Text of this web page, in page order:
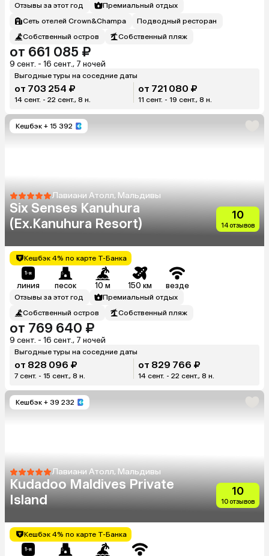
Отзывы за этот год
Премиальный отдых
Сеть отелей Crown&Champa
Подводный ресторан
Собственный остров
Собственный пляж
от 661 085 ₽
9 сент. - 16 сент., 7 ночей
Выгодные туры на соседние даты
от 703 254 ₽
14 сент. - 22 сент., 8 н.
от 721 080 ₽
11 сент. - 19 сент., 8 н.
Кешбэк + 15 392
Лавиани Атолл, Мальдивы
Six Senses Kanuhura
(Ex.Kanuhura Resort)
10
14 отзывов
Кешбэк 4% по карте Т-Банка
линия песок 10 м 150 км везде
Отзывы за этот год
Премиальный отдых
Собственный остров
Собственный пляж
от 769 640 ₽
9 сент. - 16 сент., 7 ночей
Выгодные туры на соседние даты
от 828 096 ₽
7 сент. - 15 сент., 8 н.
от 829 766 ₽
14 сент. - 22 сент., 8 н.
Кешбэк + 39 232
Лавиани Атолл, Мальдивы
Kudadoo Maldives Private
Island
10
10 отзывов
Кешбэк 4% по карте Т-Банка